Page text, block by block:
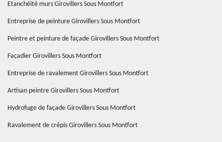
Etanchéité murs Girovillers Sous Montfort
Entreprise de peinture Girovillers Sous Montfort
Peintre et peinture de façade Girovillers Sous Montfort
Façadier Girovillers Sous Montfort
Entreprise de ravalement Girovillers Sous Montfort
Artisan peintre Girovillers Sous Montfort
Hydrofuge de façade Girovillers Sous Montfort
Ravalement de crépis Girovillers Sous Montfort